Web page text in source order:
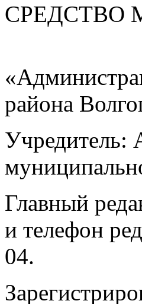
района
Учредитель:
Главный
и телефон
04.